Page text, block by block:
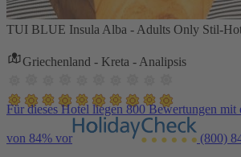
TUI BLUE Insula Alba - Adults Only Stil-
Griechenland - Kreta - Analipsis
Für dieses Hotel liegen 800 Bewertungen mit
von 84% vor (800)